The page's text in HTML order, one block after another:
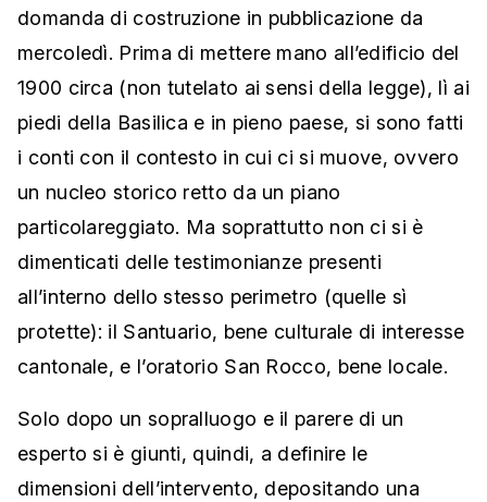
domanda di costruzione in pubblicazione da
mercoledì. Prima di mettere mano all’edificio del
1900 circa (non tutelato ai sensi della legge), lì ai
piedi della Basilica e in pieno paese, si sono fatti
i conti con il contesto in cui ci si muove, ovvero
un nucleo storico retto da un piano
particolareggiato. Ma soprattutto non ci si è
dimenticati delle testimonianze presenti
all’interno dello stesso perimetro (quelle sì
protette): il Santuario, bene culturale di interesse
cantonale, e l’oratorio San Rocco, bene locale.
Solo dopo un sopralluogo e il parere di un
esperto si è giunti, quindi, a definire le
dimensioni dell’intervento, depositando una